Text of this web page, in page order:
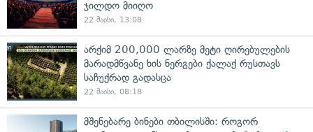
ჯილდო მიიღო
22 მაისი, 13:08
არქიმ 200,000 ლარზე მეტი ღირებულების
მარადმწვანე ხის ნერგები ქალაქ რუსთავს
საჩუქრად გადასცა
22 მაისი, 08:18
მშენებარე ბინები თბილისში: როგორ